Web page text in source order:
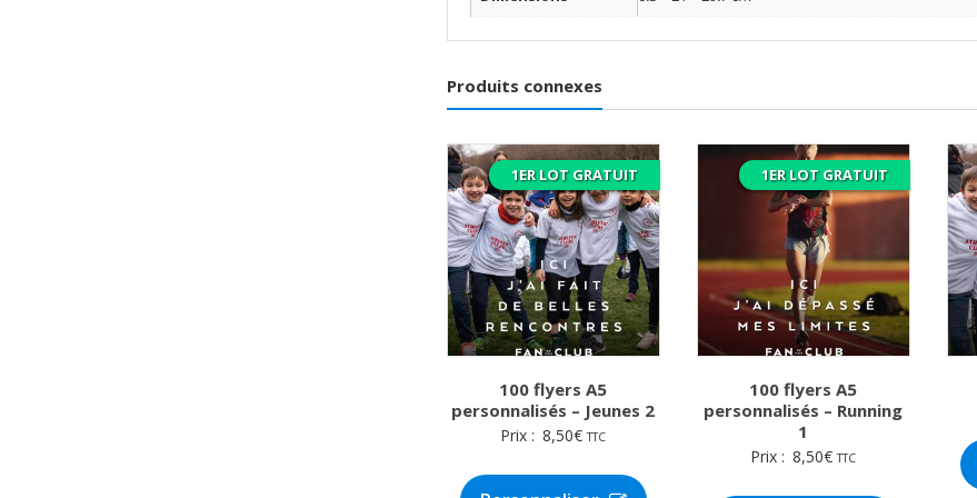
Produits connexes
1ER LOT GRATUIT
100 flyers A5
personnalisés – Jeunes 2
Prix : 8,50€ TTC
1ER LOT GRATUIT
100 flyers A5
personnalisés – Running
1
Prix : 8,50€ TTC